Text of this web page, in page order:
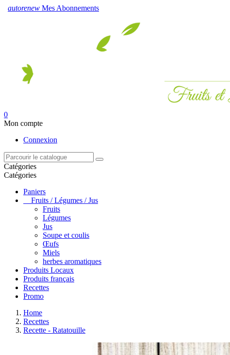
autorenew Mes Abonnements
0
Mon compte
Connexion
Catégories
Catégories
Paniers
Fruits / Légumes / Jus
Fruits
Légumes
Jus
Soupe et coulis
Œufs
Miels
herbes aromatiques
Produits Locaux
Produits français
Recettes
Promo
Home
Recettes
Recette - Ratatouille